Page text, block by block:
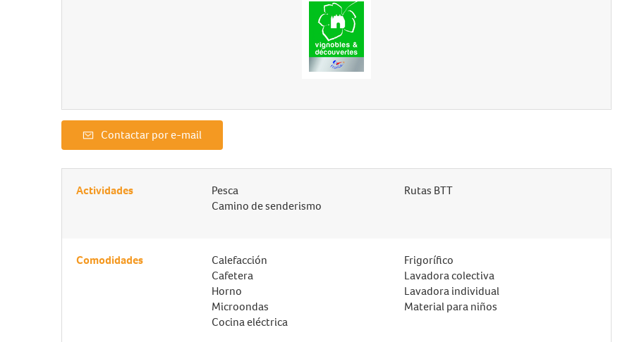
Contactar por e-mail
Actividades
Pesca
Camino de senderismo
Rutas BTT
Comodidades
Calefacción
Cafetera
Horno
Microondas
Cocina eléctrica
Frigorífico
Lavadora colectiva
Lavadora individual
Material para niños